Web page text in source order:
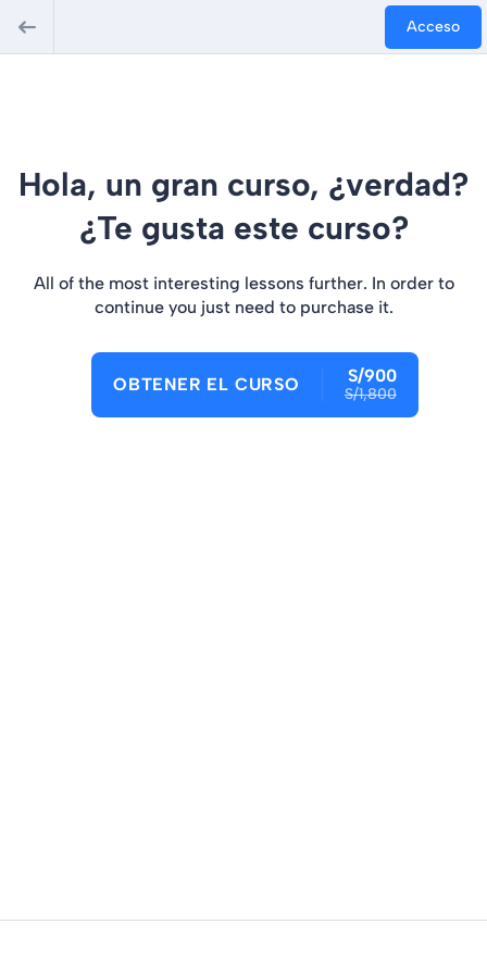
Acceso
Hola, un gran curso, ¿verdad?
¿Te gusta este curso?
All of the most interesting lessons further. In order to
continue you just need to purchase it.
OBTENER EL CURSO S/900
S/1,800